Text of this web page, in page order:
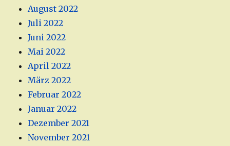
August 2022
Juli 2022
Juni 2022
Mai 2022
April 2022
März 2022
Februar 2022
Januar 2022
Dezember 2021
November 2021